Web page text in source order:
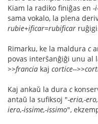
Kiam la radiko finiĝas en -
sama vokalo, la plena
rubie+ificar=rubificar
Rimarku, ke la maldura c
povas interŝanĝiĝi unu al
>>francia kaj cortice--
Kaj ankaŭ la dura c
antaŭ la sufiksoj "-eria,-
iero,-issime,-issimo",